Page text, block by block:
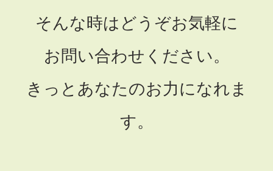
そんな時はどうぞお気軽に
お問い合わせください。
きっとあなたのお力になれま
す。